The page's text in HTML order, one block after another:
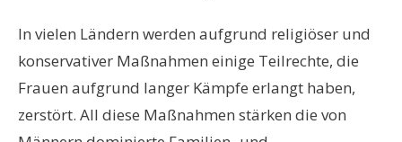
In vielen Ländern werden aufgrund religiöser und
konservativer Maßnahmen einige Teilrechte, die
Frauen aufgrund langer Kämpfe erlangt haben,
zerstört. All diese Maßnahmen stärken die von